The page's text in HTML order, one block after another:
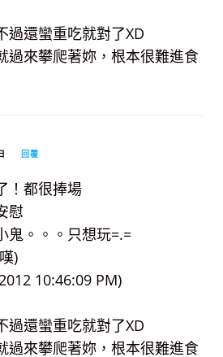
過還蠻重吃就對了XD
過來攀爬著妳，根本很難進食
回覆
！都很捧場
慰
鬼。。。只想玩=.=
)
10:46:09 PM)
過還蠻重吃就對了XD
過來攀爬著妳，根本很難進食